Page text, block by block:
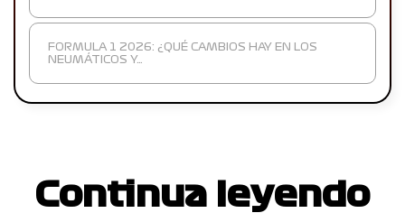
FORMULA 1 2026: ¿QUÉ CAMBIOS HAY EN LOS
NEUMÁTICOS Y…
Continua leyendo